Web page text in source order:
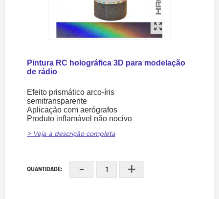
Pintura RC holográfica 3D para modelação
de rádio
Efeito prismático arco-íris
semitransparente
Aplicação com aerógrafos
Produto inflamável não nocivo
> Veja a descrição completa
QUANTIDADE: - +